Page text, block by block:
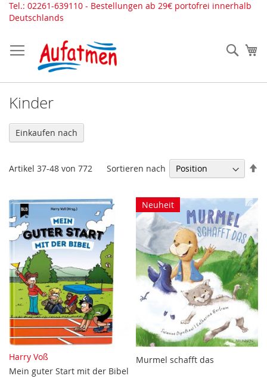
Direkt
zum
Tel.: 02261-639110 - Bestellungen ab 29€ portofrei innerhalb
Deutschlands
Kinder
Artikel 37-48 von 772 Sortieren nach
Harry Voß
Mein guter Start mit der Bibel
Neuheit
Murmel schafft das
Einkaufen nach